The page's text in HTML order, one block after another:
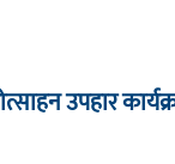
उपहार